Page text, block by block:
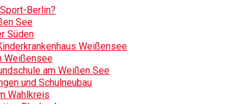
Berlin?
See
Süden
Weißensee
Weißensee
am Weißen See
und Schulneubau
Wahlkreis